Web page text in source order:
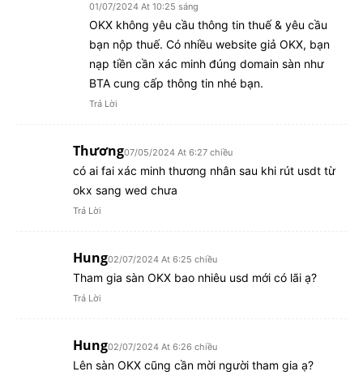
01/07/2024 At 10:25 sáng
OKX không yêu cầu thông tin thuế & yêu cầu
bạn nộp thuế. Có nhiều website giả OKX, bạn
nạp tiền cần xác minh đúng domain sàn như
BTA cung cấp thông tin nhé bạn.
Trả Lời
Thương07/05/2024 At 6:27 chiều
có ai fai xác minh thương nhân sau khi rút usdt từ
okx sang wed chưa
Trả Lời
Hung02/07/2024 At 6:25 chiều
Tham gia sàn OKX bao nhiêu usd mới có lãi ạ?
Trả Lời
Hung02/07/2024 At 6:26 chiều
Lên sàn OKX cũng cần mời người tham gia ạ?